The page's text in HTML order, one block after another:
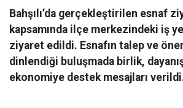
Bahşılı’da gerçekleştirilen esnaf
kapsamında ilçe merkezindeki iş
ziyaret edildi. Esnafın talep ve
dinlendiği buluşmada birlik,
ekonomiye destek mesajları